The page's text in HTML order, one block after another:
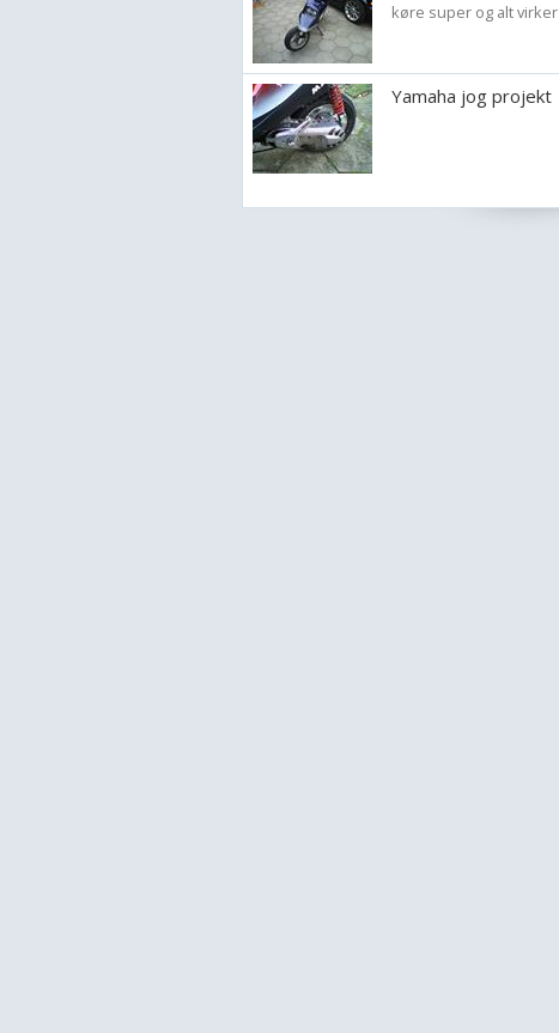
køre super og alt virker
Yamaha jog projekt